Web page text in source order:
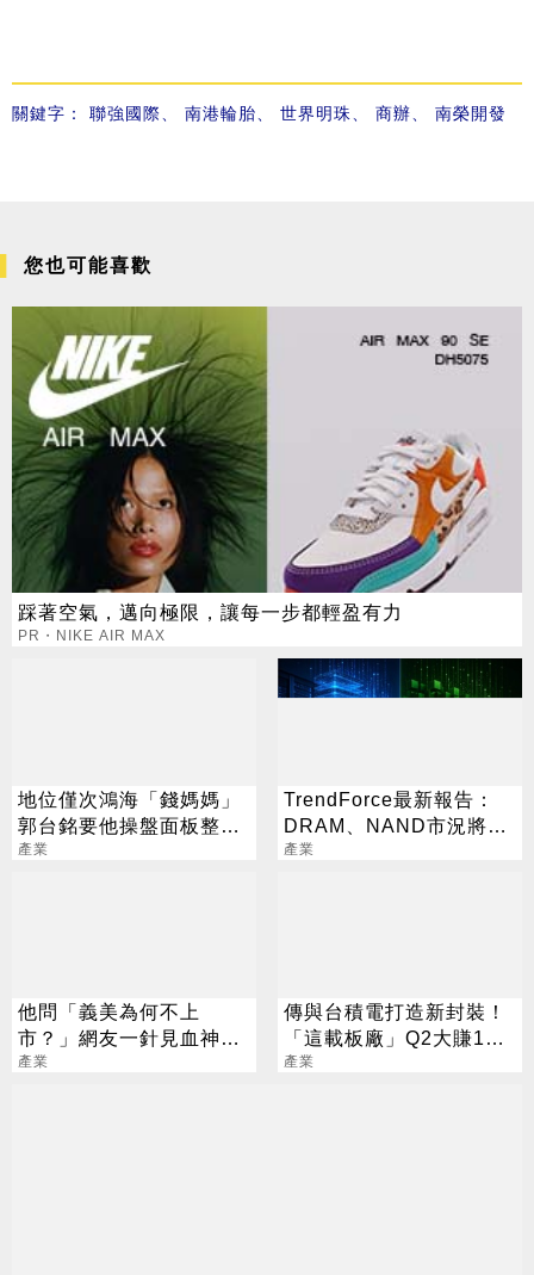
關鍵字： 聯強國際 南港輪胎 世界明珠 商辦 南榮開發
您也可能喜歡
踩著空氣，邁向極限，讓每一步都輕盈有力
PR・NIKE AIR MAX
地位僅次鴻海「錢媽媽」
郭台銘要他操盤面板整併
大業
產業
TrendForce最新報告：
DRAM、NAND市況將分
道揚鑣
產業
他問「義美為何不上
市？」網友一針見血神解
析
產業
傳與台積電打造新封裝！
「這載板廠」Q2大賺124
億創新高
產業